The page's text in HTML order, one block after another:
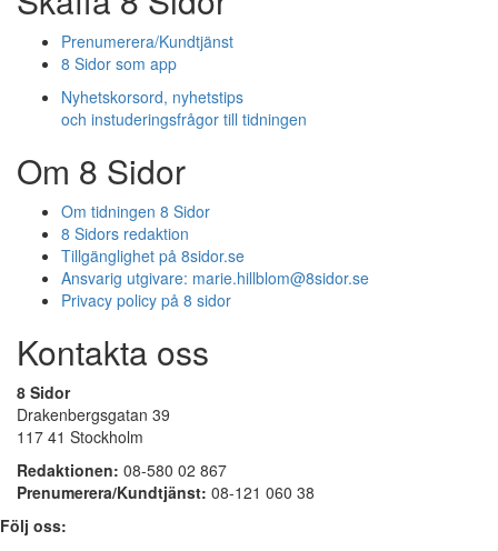
Prenumerera/Kundtjänst
8 Sidor som app
Nyhetskorsord, nyhetstips
och instuderingsfrågor till tidningen
Om 8 Sidor
Om tidningen 8 Sidor
8 Sidors redaktion
Tillgänglighet på 8sidor.se
Ansvarig utgivare: marie.hillblom@8sidor.se
Privacy policy på 8 sidor
Kontakta oss
8 Sidor
Drakenbergsgatan 39
117 41 Stockholm
Redaktionen: 08-580 02 867
Prenumerera/Kundtjänst: 08-121 060 38
Följ oss: